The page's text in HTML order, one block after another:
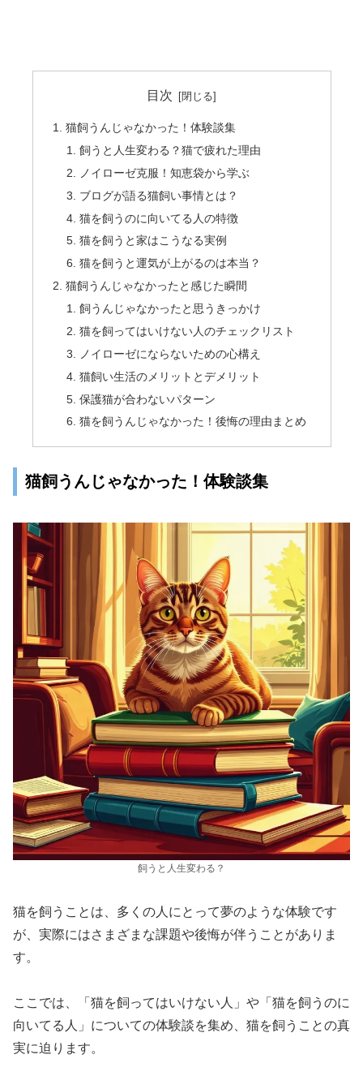
目次
猫飼うんじゃなかった！体験談集
飼うと人生変わる？猫で疲れた理由
ノイローゼ克服！知恵袋から学ぶ
ブログが語る猫飼い事情とは？
猫を飼うのに向いてる人の特徴
猫を飼うと家はこうなる実例
猫を飼うと運気が上がるのは本当？
猫飼うんじゃなかったと感じた瞬間
飼うんじゃなかったと思うきっかけ
猫を飼ってはいけない人のチェックリスト
ノイローゼにならないための心構え
猫飼い生活のメリットとデメリット
保護猫が合わないパターン
猫を飼うんじゃなかった！後悔の理由まとめ
猫飼うんじゃなかった！体験談集
飼うと人生変わる？
猫を飼うことは、多くの人にとって夢のような体験です
が、実際にはさまざまな課題や後悔が伴うことがありま
す。
ここでは、「猫を飼ってはいけない人」や「猫を飼うのに
向いてる人」についての体験談を集め、猫を飼うことの真
実に迫ります。